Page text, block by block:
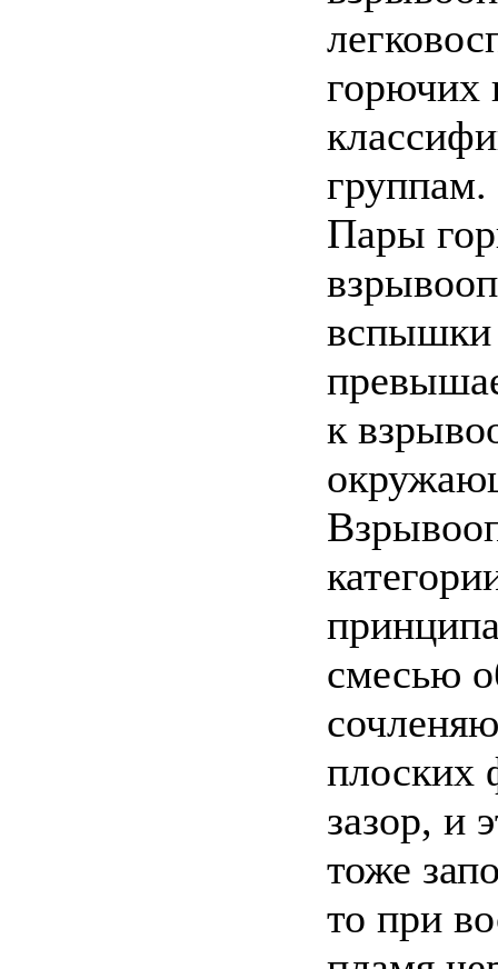
горючих
группам.
Пары
вспышки
к
смесью
плоских
зазор, и
тоже
то при